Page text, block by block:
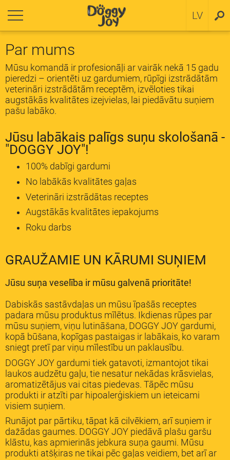
LV
SV
Par mums
Mūsu komandā ir profesionāļi ar vairāk nekā 15 gadu
pieredzi – orientēti uz gardumiem, rūpīgi izstrādātām
veterināri izstrādātām receptēm, izvēloties tikai
augstākās kvalitātes izejvielas, lai piedāvātu suņiem
pašu labāko.
Jūsu labākais palīgs suņu skološanā -
"DOGGY JOY"!
100% dabīgi gardumi
No labākās kvalitātes gaļas
Veterināri izstrādātas receptes
Augstākās kvalitātes iepakojums
Roku darbs
GRAUŽAMIE UN KĀRUMI SUŅIEM
Jūsu suņa veselība ir mūsu galvenā prioritāte!
Dabiskās sastāvdaļas un mūsu īpašās receptes
padara mūsu produktus mīlētus. Ikdienas rūpes par
mūsu suņiem, viņu lutināšana, DOGGY JOY gardumi,
kopā būšana, kopīgas pastaigas ir labākais, ko varam
sniegt pretī par viņu mīlestību un paklausību.
DOGGY JOY gardumi tiek gatavoti, izmantojot tikai
laukos audzētu gaļu, tie nesatur nekādas krāsvielas,
aromatizētājus vai citas piedevas. Tāpēc mūsu
produkti ir atzīti par hipoalerģiskiem un ieteicami
visiem suņiem.
Runājot par pārtiku, tāpat kā cilvēkiem, arī suņiem ir
dažādas gaumes. DOGGY JOY piedāvā plašu garšu
klāstu, kas apmierinās jebkura suņa gaumi. Mūsu
produkti atšķiras ne tikai pēc gaļas veidiem, bet arī ar
šķirnēm
un lielām šķirnēm